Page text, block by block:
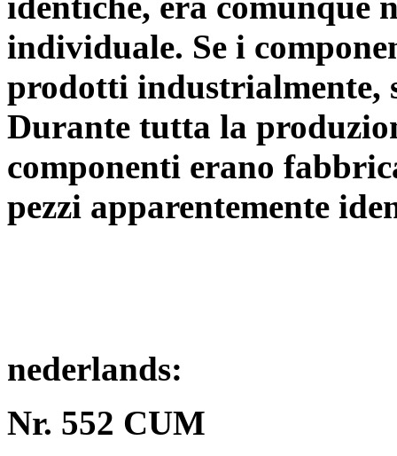
individuale. Se i
prodotti industrialmente,
Durante tutta la
componenti erano
pezzi apparentemente
nederlands:
Nr. 552 CUM